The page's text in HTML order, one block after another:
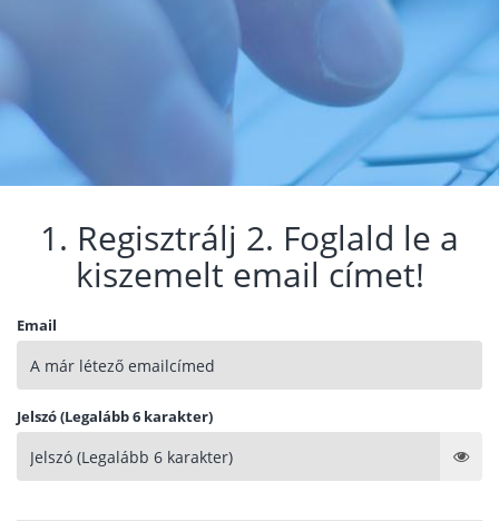
1. Regisztrálj 2. Foglald le a
kiszemelt email címet!
Email
Jelszó (Legalább 6 karakter)